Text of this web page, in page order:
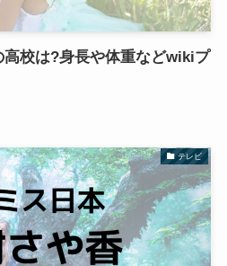
校は?身長や体重などwikiプ
テレビ